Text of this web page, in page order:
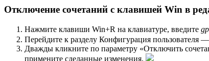
Отключение сочетаний с клавишей Win в
Нажмите клавиши Win+R на клавиатуре, введите
Перейдите к разделу Конфигурация
Дважды кликните по параметру «Отключить
примените сделанные изменения.